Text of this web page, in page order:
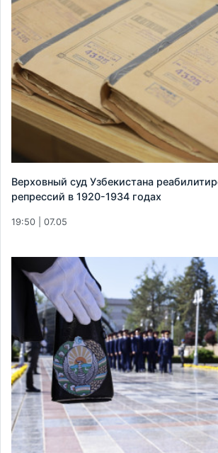
Верховный суд Узбекистана
репрессий в 1920-1934 годах
19:50 | 07.05